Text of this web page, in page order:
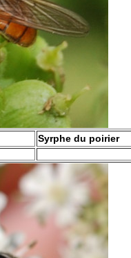
Syrphe du poirier